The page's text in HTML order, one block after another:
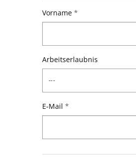
Vorname *
Arbeitserlaubnis
E-Mail *